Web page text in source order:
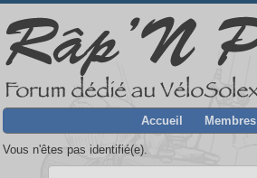
Accueil Membres
Vous n'êtes pas identifié(e).